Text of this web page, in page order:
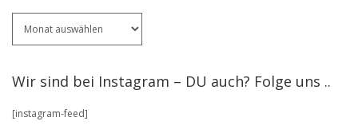
ältere
in
BLOG
Wir sind bei Instagram – DU auch? Folge uns ..
[instagram-feed]